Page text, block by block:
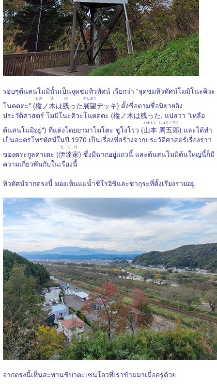
รอบๆต้นสนโมมินั้นเป็นจุดชมทิวทัศน์ เรียกว่า "จุดชมทิวทัศน์โมมิโนะคิวะ
โนคตตะ" (樅
もみ
ノ木
き
は残
の
った展望
てんぼう
デッキ) ตั้งชื่อตามชื่อนิยายอิง
ประวัติศาสตร์ โมมิโนะคิวะโนคตตะ (樅ノ木は残った, แปลว่า "เหลือ
ต้นสนโมมิอยู่") ที่แต่งโดยยามาโมโตะ ชูโงโรว (山本
やまもと
周五郎
しゅうごろう
) และได้ทำ
เป็นละครโทรทัศน์ในปี 1970 เป็นเรื่องที่สร้างจากประวัติศาสตร์เรื่องราว
ของตระกูลดาเตะ (伊達家
だてけ
) ซึ่งมีฉากอยู่แถวนี้ และต้นสนโมมิต้นใหญ่นี้ก็มี
ความเกี่ยวพันกับในเรื่องนี้
ทิวทัศน์จากตรงนี้ มองเห็นแม่น้ำชิโรอิชิและซากุระที่ตั้งเรียงรายอยู่
จากตรงนี้เห็นสะพานชิบาตะเซนโอวที่เราข้ามมาเมื่อครู่ด้วย